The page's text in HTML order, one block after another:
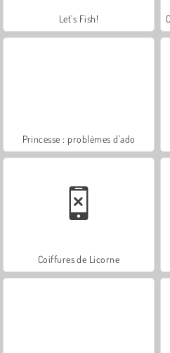
Let's Fish!
Princesse : problèmes d'ado
Coiffures de Licorne